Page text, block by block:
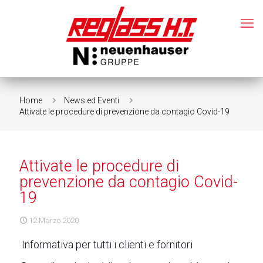
Home
News ed Eventi
Attivate le procedure di prevenzione da contagio Covid-19
Attivate le procedure di
prevenzione da contagio Covid-
19
12 Marzo 2020
Informativa per tutti i clienti e fornitori